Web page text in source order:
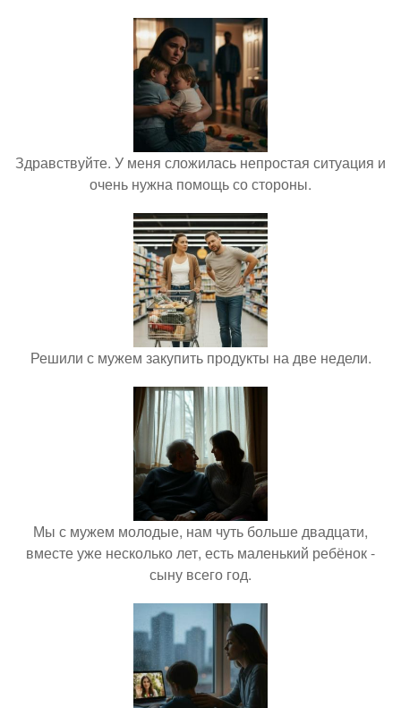
Здравствуйте. У меня сложилась непростая ситуация и
очень нужна помощь со стороны.
Решили с мужем закупить продукты на две недели.
Мы с мужем молодые, нам чуть больше двадцати,
вместе уже несколько лет, есть маленький ребёнок -
сыну всего год.